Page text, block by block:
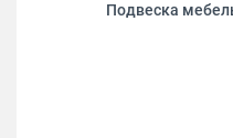
Подвеска